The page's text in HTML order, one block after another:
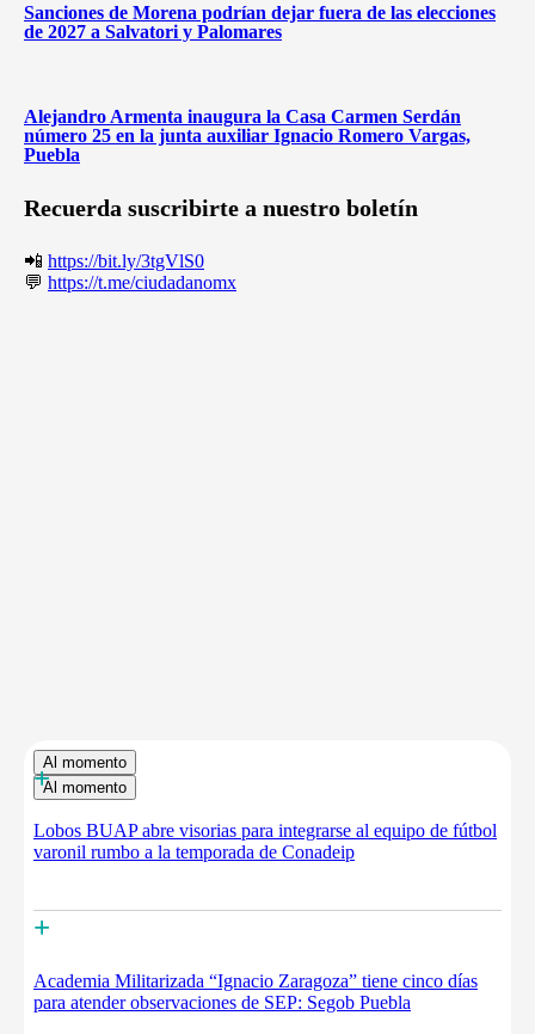
Sanciones de Morena podrían dejar fuera de las elecciones
de 2027 a Salvatori y Palomares
Alejandro Armenta inaugura la Casa Carmen Serdán
número 25 en la junta auxiliar Ignacio Romero Vargas,
Puebla
Recuerda suscribirte a nuestro boletín
📲 https://bit.ly/3tgVlS0
💬 https://t.me/ciudadanomx
Al momento
Al momento
+
Lobos BUAP abre visorias para integrarse al equipo de fútbol
varonil rumbo a la temporada de Conadeip
+
Academia Militarizada “Ignacio Zaragoza” tiene cinco días
para atender observaciones de SEP: Segob Puebla